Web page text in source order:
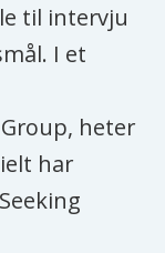
til intervju
I et
heter
har